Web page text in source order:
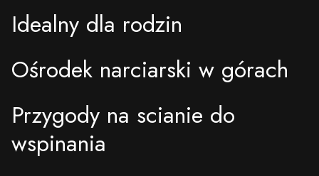
Idealny dla rodzin
Ośrodek narciarski w górach
Przygody na scianie do
wspinania